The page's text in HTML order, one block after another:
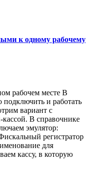
к одному рабочему
рабочем месте В
и работать
вариант с
В справочнике
эмулятор:
регистратор
для
кассу, в которую